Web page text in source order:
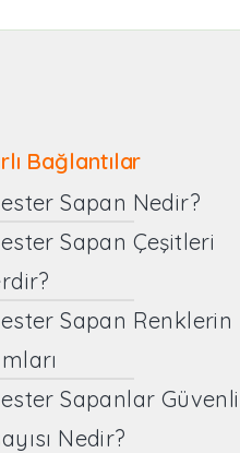
Bağlantılar
Sapan Nedir?
Sapan Çeşitleri
Sapan Renklerin
Sapanlar
Nedir?